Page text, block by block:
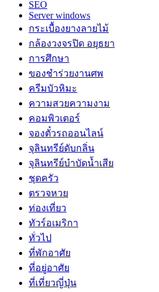
SEO
Server windows
กระเบื้องยางลายไม้
กล้องวงจรปิด อยุธยา
การศึกษา
ของชำร่วยงานศพ
ครีมบัวหิมะ
ความสวยความงาม
คอมพิวเตอร์
จองตั๋วรถออนไลน์
จุลินทรีย์ดับกลิ่น
จุลินทรีย์บำบัดน้ำเสีย
ชุดครัว
ตรวจหวย
ท่องเที่ยว
ทัวร์อเมริกา
ทั่วไป
ที่พักอาศัย
ที่อยู่อาศัย
ที่เที่ยวญี่ปุ่น